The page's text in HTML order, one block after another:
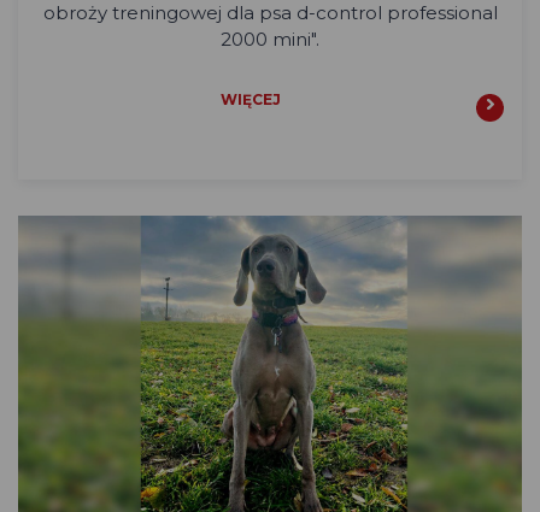
obroży treningowej dla psa d-control professional
2000 mini".
WIĘCEJ